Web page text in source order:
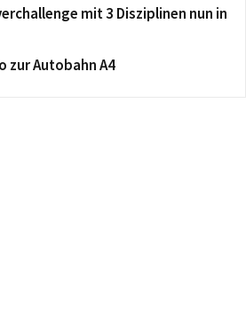
mit 3 Disziplinen nun in
zur Autobahn A4